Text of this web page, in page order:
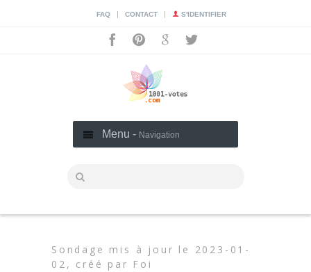
FAQ | CONTACT | S'IDENTIFIER
Menu - Navigation
Sondage mis à jour le 2023-01-
02, créé par Foi